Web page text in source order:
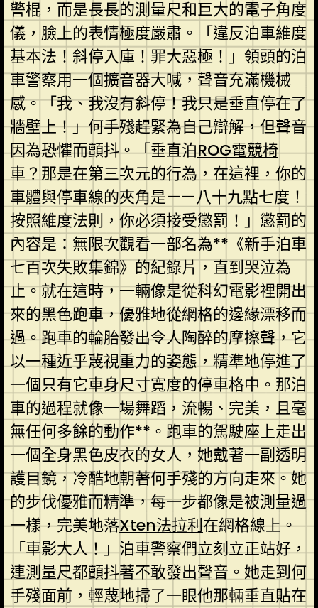
警棍，而是長長的測量尺和巨大的電子角度
儀，臉上的表情極度嚴肅。「違反泊車維度
基本法！斜停入庫！罪大惡極！」領頭的泊
車警察用一個擴音器大喊，聲音充滿機械
感。「我、我沒有斜停！我只是垂直停在了
牆壁上！」何手殘趕緊為自己辯解，但聲音
因為恐懼而顫抖。「垂直泊ROG電競椅
車？那是在第三次元的行為，在這裡，你的
車體與停車線的夾角是——八十九點七度！
按照維度法則，你必須接受懲罰！」懲罰的
內容是：無限次觀看一部名為**《新手泊車
七百次失敗集錦》的紀錄片，直到哭泣為
止。就在這時，一輛像是從科幻電影裡開出
來的黑色跑車，優雅地從網格的邊緣漂移而
過。跑車的輪胎發出令人陶醉的摩擦聲，它
以一種近乎蔑視重力的姿態，精準地停進了
一個只有它車身尺寸寬度的停車格中。那泊
車的過程就像一場舞蹈，流暢、完美，且毫
無任何多餘的動作**。跑車的駕駛座上走出
一個全身黑色皮衣的女人，她戴著一副透明
護目鏡，冷酷地朝著何手殘的方向走來。她
的步伐優雅而精準，每一步都像是被測量過
一樣，完美地落Xten法拉利在網格線上。
「車影大人！」泊車警察們立刻立正站好，
連測量尺都顫抖著不敢發出聲音。她走到何
手殘面前，輕蔑地掃了一眼他那輛垂直貼在